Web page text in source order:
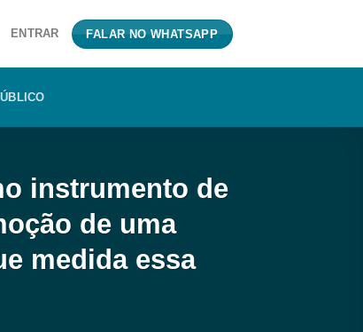
ENTRAR FALAR NO WHATSAPP
instrumento de
de uma
medida essa